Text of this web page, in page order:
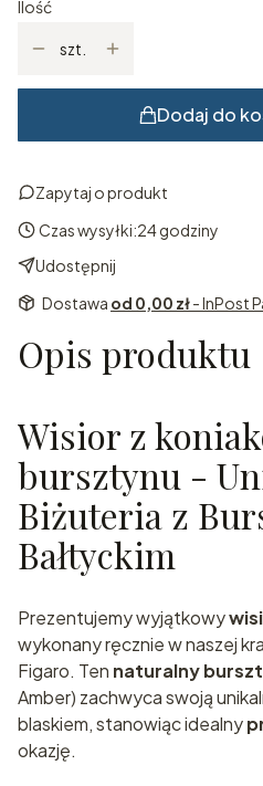
Ilość
szt.
Dodaj do
Zapytaj o produkt
Czas wysyłki:24 godziny
Udostępnij
Dostawa od 0,00 zł- InPost
Opis produktu
Wisior z
bursztynu -
Biżuteria z
Bałtyckim
Prezentujemy wyjątkowy
wykonany ręcznie w naszej
Figaro. Ten naturalny
Amber) zachwyca swoją
blaskiem, stanowiąc idealny
okazję.